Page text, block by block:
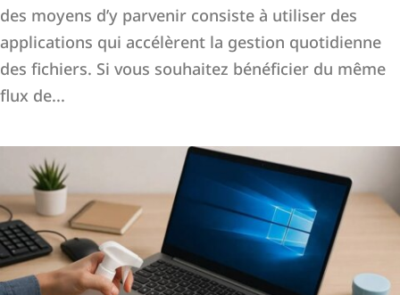
des moyens d’y parvenir consiste à utiliser des
applications qui accélèrent la gestion quotidienne
des fichiers. Si vous souhaitez bénéficier du même
flux de...